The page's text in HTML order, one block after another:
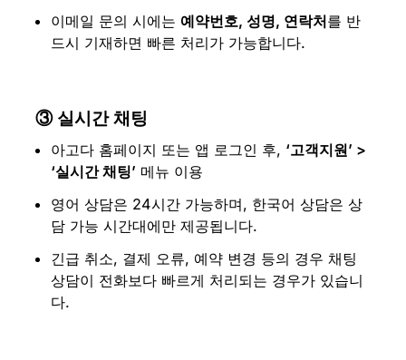
이메일 문의 시에는 예약번호, 성명, 연락처를 반
드시 기재하면 빠른 처리가 가능합니다.
③ 실시간 채팅
아고다 홈페이지 또는 앱 로그인 후, ‘고객지원’ >
‘실시간 채팅’ 메뉴 이용
영어 상담은 24시간 가능하며, 한국어 상담은 상
담 가능 시간대에만 제공됩니다.
긴급 취소, 결제 오류, 예약 변경 등의 경우 채팅
상담이 전화보다 빠르게 처리되는 경우가 있습니
다.